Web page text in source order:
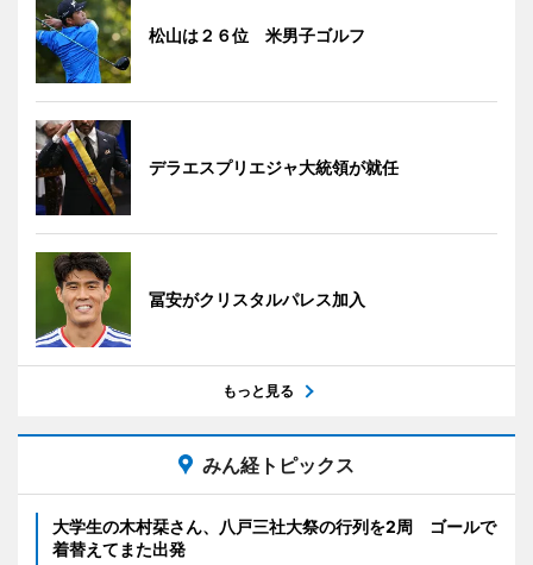
松山は２６位 米男子ゴルフ
デラエスプリエジャ大統領が就任
冨安がクリスタルパレス加入
もっと見る
みん経トピックス
大学生の木村栞さん、八戸三社大祭の行列を2周 ゴールで
着替えてまた出発